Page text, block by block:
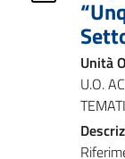
Unità
U.O.